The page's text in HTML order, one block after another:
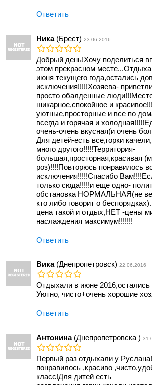
Ответить
Ника(Брест)23.06.2016
Добрый день!Хочу поделиться
этом прекрасном
июня текущего года,остались
исключения!!!!!Хозяева-
просто обалденные
шикарное,спокойное и
уютные,просторные и все по
всегда и горячая и
очень-очень вкусная(и очень
Для детей-есть все,горки
много другого!!!!!Территория-
большая,просторная,красивая
роз)!!!!Повторюсь понравилось
исключения!!!!!Спасибо
только сюда!!!!!и еще одно-
обстановка НОРМАЛЬНАЯ(не
кто либо говорит о
цена такой и отдых,НЕТ -цены
наслаждения максимум!!!!!!!
Ответить
Вика(Днепропетровск)22.06.2016
Отдыхали в июне 2016,остались
Уютно, чисто+очень хорошие
Ответить
Антонина(Днепропетровска )
Первый раз отдыхали у
понравилось ,красиво
класс!Для дитей есть